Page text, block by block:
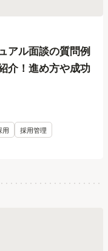
アル面談の質問例
介！進め方や成功
用 採用管理